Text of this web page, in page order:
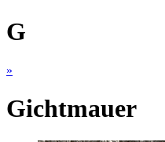
G
»
Gichtmauer